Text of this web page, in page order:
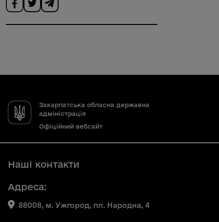
Закарпатська обласна державна
адміністрація
Офіційний вебсайт
Наші контакти
Адреса:
88008, м. Ужгород, пл. Народна, 4